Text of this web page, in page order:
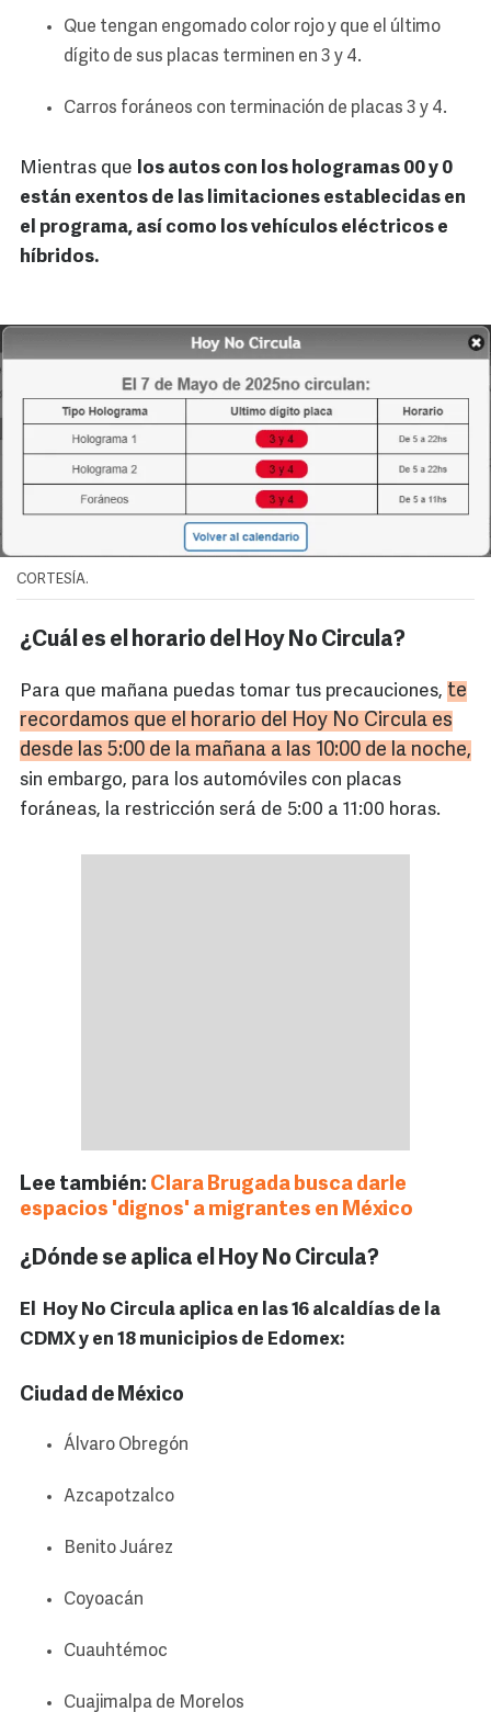
Que tengan engomado color rojo y que el último
dígito de sus placas terminen en 3 y 4.
Carros foráneos con terminación de placas 3 y 4.
Mientras que
los autos con los hologramas 00 y 0
están exentos de las limitaciones establecidas en
el programa, así como los vehículos eléctricos e
híbridos.
CORTESÍA.
¿Cuál es el horario del Hoy No Circula?
Para que mañana puedas tomar tus precauciones, te
recordamos que el horario del Hoy No Circula es
desde las 5:00 de la mañana a las 10:00 de la noche,
sin embargo, para los automóviles con placas
foráneas, la restricción será de 5:00 a 11:00 horas.
Lee también: Clara Brugada busca darle
espacios 'dignos' a migrantes en México
¿Dónde se aplica el Hoy No Circula?
El Hoy No Circula aplica en las 16 alcaldías de la
CDMX y en 18 municipios de Edomex:
Ciudad de México
Álvaro Obregón
Azcapotzalco
Benito Juárez
Coyoacán
Cuauhtémoc
Cuajimalpa de Morelos